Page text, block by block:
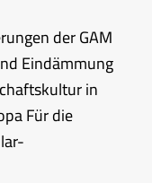
der GAM
Eindämmung
in
Für die